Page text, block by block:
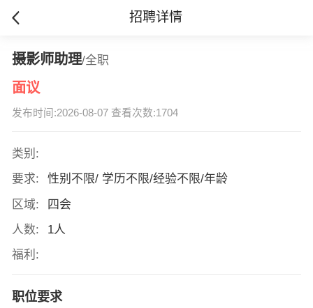
招聘详情
摄影师助理/全职
面议
发布时间:2026-08-07 查看次数:1704
类别:
要求:
性别不限/ 学历不限/经验不限/年龄
区域:
四会
人数:
1人
福利:
职位要求